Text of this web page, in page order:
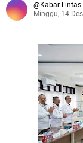
Kabar Lintas
Minggu, 14